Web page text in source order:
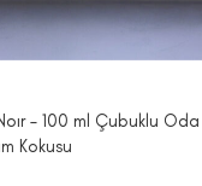
– 100 ml Çubuklu Oda
Kokusu